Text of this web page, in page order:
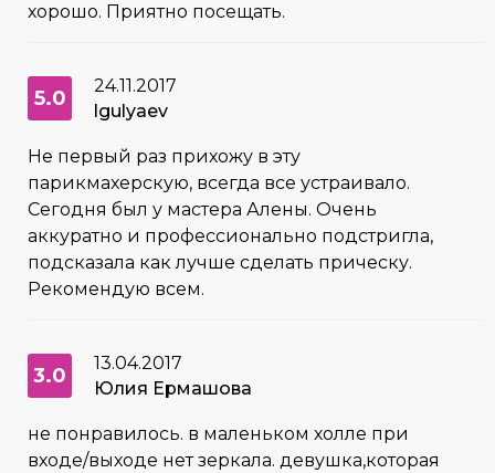
хорошо. Приятно посещать.
5.0
24.11.2017
lgulyaev
Не первый раз прихожу в эту
парикмахерскую, всегда все устраивало.
Сегодня был у мастера Алены. Очень
аккуратно и профессионально подстригла,
подсказала как лучше сделать прическу.
Рекомендую всем.
3.0
13.04.2017
Юлия Ермашова
не понравилось. в маленьком холле при
входе/выходе нет зеркала. девушка,которая